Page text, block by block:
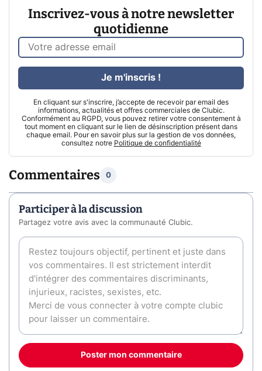
Inscrivez-vous à notre newsletter
quotidienne
En cliquant sur s'inscrire, j’accepte de recevoir par email des
informations, actualités et offres commerciales de Clubic.
Conformément au RGPD, vous pouvez retirer votre consentement à
tout moment en cliquant sur le lien de désinscription présent dans
chaque email. Pour en savoir plus sur la gestion de vos données,
consultez notre Politique de confidentialité
Je m'inscris !
Commentaires 0
Participer à la discussion
Partagez votre avis avec la communauté Clubic.
Poster mon commentaire